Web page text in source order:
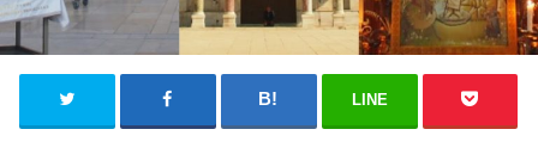
LINE